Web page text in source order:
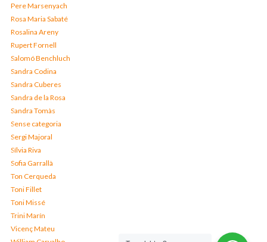
Pere Marsenyach
Rosa Maria Sabaté
Rosalina Areny
Rupert Fornell
Salomó Benchluch
Sandra Codina
Sandra Cuberes
Sandra de la Rosa
Sandra Tomàs
Sense categoria
Sergi Majoral
Sílvia Riva
Sofia Garrallà
Ton Cerqueda
Toni Fillet
Toni Missé
Trini Marín
Vicenç Mateu